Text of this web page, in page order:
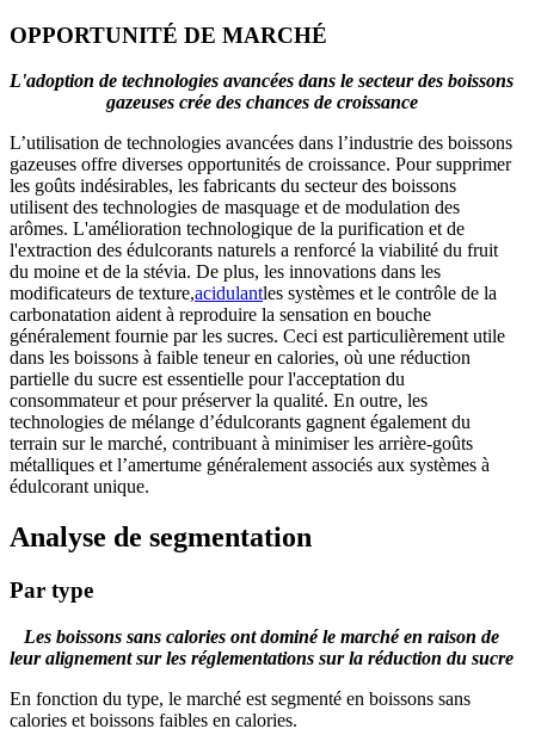
OPPORTUNITÉ DE MARCHÉ
L'adoption de technologies avancées dans le secteur des boissons
gazeuses crée des chances de croissance
L’utilisation de technologies avancées dans l’industrie des boissons
gazeuses offre diverses opportunités de croissance. Pour supprimer
les goûts indésirables, les fabricants du secteur des boissons
utilisent des technologies de masquage et de modulation des
arômes. L'amélioration technologique de la purification et de
l'extraction des édulcorants naturels a renforcé la viabilité du fruit
du moine et de la stévia. De plus, les innovations dans les
modificateurs de texture,acidulantles systèmes et le contrôle de la
carbonatation aident à reproduire la sensation en bouche
généralement fournie par les sucres. Ceci est particulièrement utile
dans les boissons à faible teneur en calories, où une réduction
partielle du sucre est essentielle pour l'acceptation du
consommateur et pour préserver la qualité. En outre, les
technologies de mélange d’édulcorants gagnent également du
terrain sur le marché, contribuant à minimiser les arrière-goûts
métalliques et l’amertume généralement associés aux systèmes à
édulcorant unique.
Analyse de segmentation
Par type
Les boissons sans calories ont dominé le marché en raison de
leur alignement sur les réglementations sur la réduction du sucre
En fonction du type, le marché est segmenté en boissons sans
calories et boissons faibles en calories.